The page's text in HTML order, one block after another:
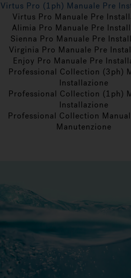
Virtus Pro (1ph) Manuale Pre
Virtus Pro Manuale Pre
Alimia Pro Manuale Pre
Sienna Pro Manuale Pre
Virginia Pro Manuale Pre
Enjoy Pro Manuale Pre
Professional Collection (3ph)
Installazione
Professional Collection (1ph)
Installazione
Professional Collection
Manutenzione